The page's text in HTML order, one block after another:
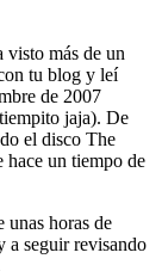
visto más de un
tu blog y leí
de 2007
jaja). De
el disco The
hace un tiempo de
unas horas de
a seguir revisando